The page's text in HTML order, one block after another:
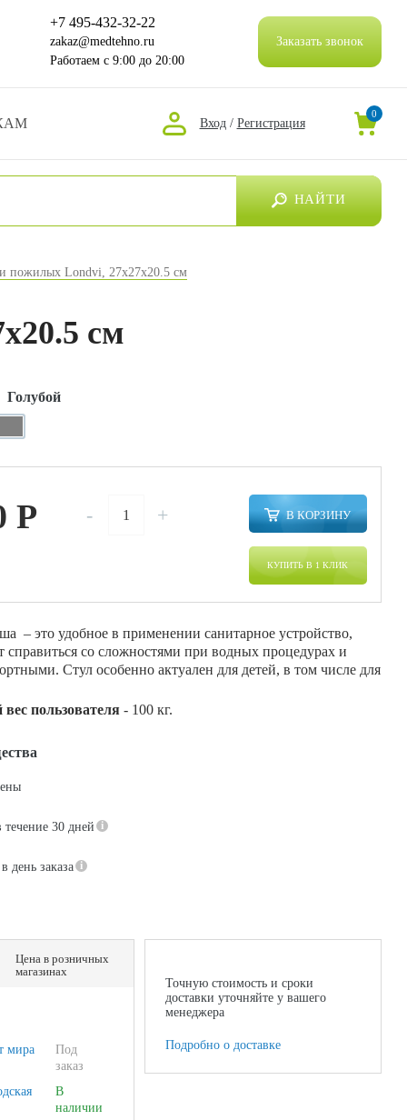
+7 495-432-32-22
zakaz@medtehno.ru
Работаем с 9:00 до 20:00
Заказать звонок
Вход / Регистрация
0
НАЙТИ
и пожилых Londvi, 27х27х20.5 см
см
Голубой
P - + В КОРЗИНУ
КУПИТЬ В 1 КЛИК
– это удобное в применении санитарное устройство,
справиться со сложностями при водных процедурах и
Стул особенно актуален для детей, в том числе для
пользователя - 100 кг.
течение 30 дней
день заказа
Цена в розничных
магазинах
мира
Под
заказ
В
наличии
Точную стоимость и сроки
доставки уточняйте у вашего
менеджера
Подробно о доставке